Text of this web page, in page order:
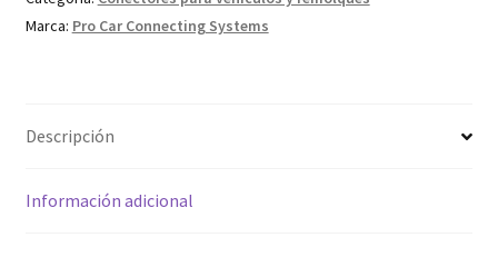
Marca: Pro Car Connecting Systems
Descripción
Información adicional